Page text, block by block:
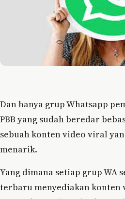
Dan hanya grup Whatsapp
PBB yang sudah beredar
sebuah konten video viral
menarik.
Yang dimana setiap grup WA
terbaru menyediakan konten